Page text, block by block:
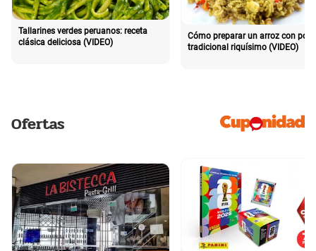
Tallarines verdes peruanos: receta
clásica deliciosa (VIDEO)
Cómo preparar un arroz con pollo
tradicional riquísimo (VIDEO)
Ofertas